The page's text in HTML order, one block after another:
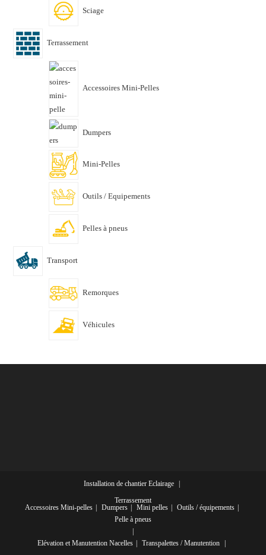
Sciage
Terrassement
Accessoires Mini-Pelles
Dumpers
Mini-Pelles
Outils / Equipements
Pelles à pneus
Transport
Remorques
Véhicules
Installation de chantier Eclairage
Terrassement
Accessoires Mini-pelles
Dumpers Mini pelles
Outils / équipements
Pelle à pneus
Elévation et Manutention Nacelles Transpalettes / Manutention